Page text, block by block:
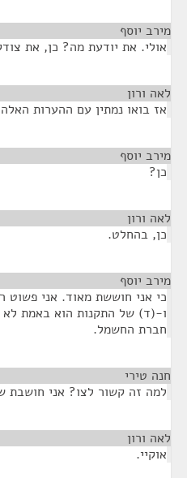
מירב יוסף
אולי. את יודעת מה? כן, את
לאה ורון
אז בואו נמתין עם ההערות
מירב יוסף
כן?
לאה ורון
כן, בהחלט.
מירב יוסף
כי אני חוששת מאוד. אני
חברת החשמל.
חנה טירי
למה זה קשור לצו? אני חושבת
לאה ורון
אוקיי.